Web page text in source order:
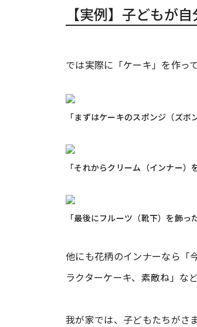
【実例】子どもが
では実際に「ケーキ」を作っ
「まずはケーキのスポンジ（ズボ
「それからクリーム（インナー
「最後にフルーツ（靴下）を飾っ
他にも花柄のインナーなら
ラクターケーキ、素敵ね」な
我が家では、子どもたちがさ